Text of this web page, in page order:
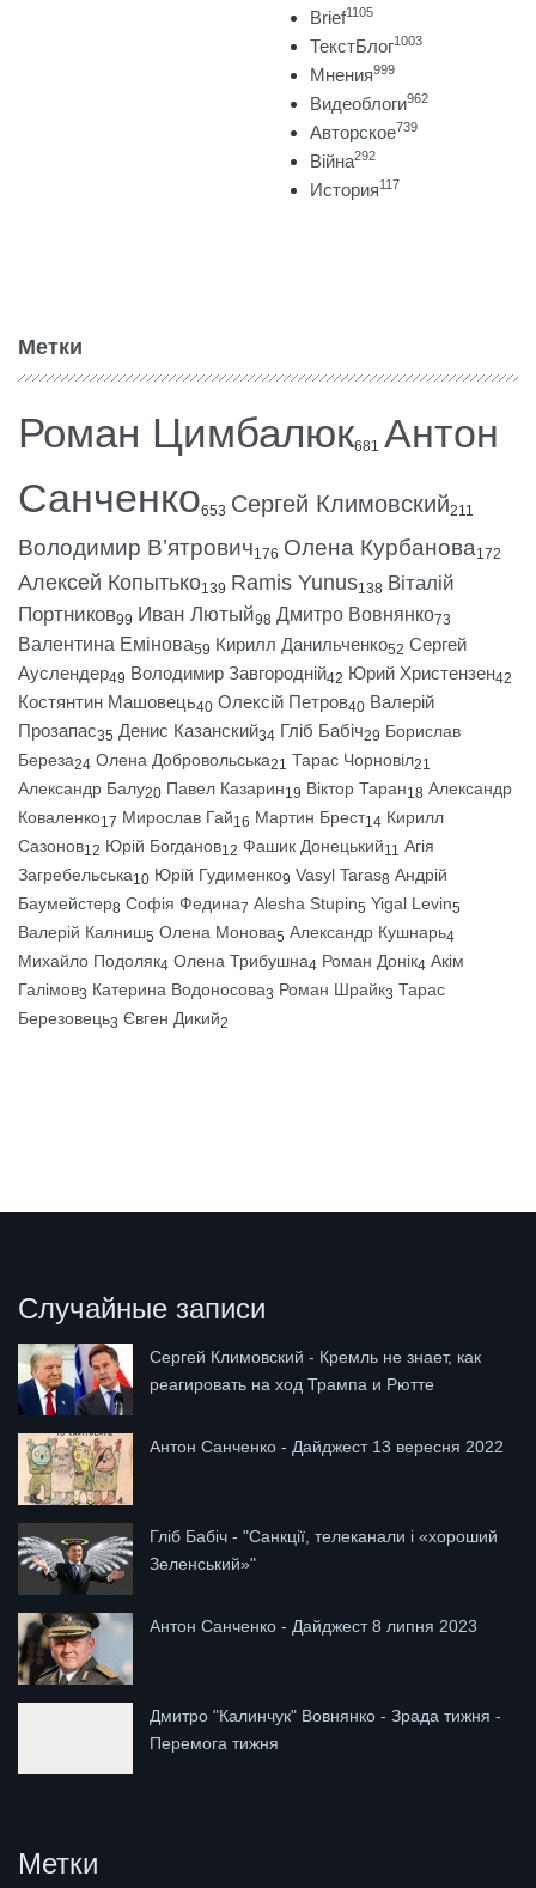
Brief1105
ТекстБлог1003
Мнения999
Видеоблоги962
Авторское739
Війна292
История117
Метки
Роман Цимбалюк681 Антон
Санченко653 Сергей Климовский211
Володимир В’ятрович176 Олена Курбанова172
Алексей Копытько139 Ramis Yunus138 Віталій
Портников99 Иван Лютый98 Дмитро Вовнянко73
Валентина Емінова59 Кирилл Данильченко52 Сергей
Ауслендер49 Володимир Завгородній42 Юрий Христензен42
Костянтин Машовець40 Олексій Петров40 Валерій
Прозапас35 Денис Казанский34 Гліб Бабіч29 Борислав
Береза24 Олена Добровольська21 Тарас Чорновіл21
Александр Балу20 Павел Казарин19 Віктор Таран18 Александр
Коваленко17 Мирослав Гай16 Мартин Брест14 Кирилл
Сазонов12 Юрій Богданов12 Фашик Донецький11 Агія
Загребельська10 Юрій Гудименко9 Vasyl Taras8 Андрій
Баумейстер8 Софія Федина7 Alesha Stupin5 Yigal Levin5
Валерій Калниш5 Олена Монова5 Александр Кушнарь4
Михайло Подоляк4 Олена Трибушна4 Роман Донік4 Акім
Галімов3 Катерина Водоносова3 Роман Шрайк3 Тарас
Березовець3 Євген Дикий2
Случайные записи
Сергей Климовский - Кремль не знает, как
реагировать на ход Трампа и Рютте
Антон Санченко - Дайджест 13 вересня 2022
Гліб Бабіч - "Санкції, телеканали і «хороший
Зеленський»"
Антон Санченко - Дайджест 8 липня 2023
Дмитро "Калинчук" Вовнянко - Зрада тижня -
Перемога тижня
Метки